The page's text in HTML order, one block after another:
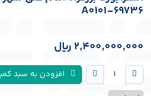
A0101-69736
2,400,000,000 ﷼
افزودن به سبد